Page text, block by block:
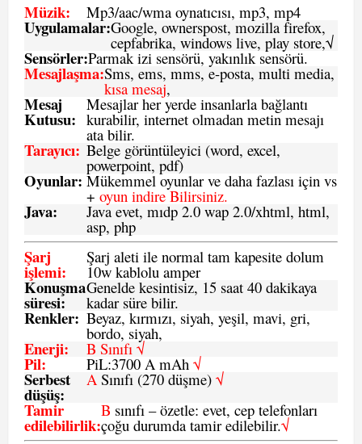
Müzik: Mp3/aac/wma oynatıcısı, mp3, mp4
Uygulamalar:Google, ownerspost, mozilla firefox,
cepfabrika, windows live, play store,√
Sensörler:Parmak izi sensörü, yakınlık sensörü.
Mesajlaşma:Sms, ems, mms, e-posta, multi media,
kısa mesaj,
Mesaj
Kutusu:
Mesajlar her yerde insanlarla bağlantı
kurabilir, internet olmadan metin mesajı
ata bilir.
Tarayıcı: Belge görüntüleyici (word, excel,
powerpoint, pdf)
Oyunlar: Mükemmel oyunlar ve daha fazlası için vs
+ oyun indire Bilirsiniz.
Java: Java evet, mıdp 2.0 wap 2.0/xhtml, html,
asp, php
Şarj
işlemi:
Şarj aleti ile normal tam kapesite dolum
10w kablolu amper
Konuşma
süresi:
Genelde kesintisiz, 15 saat 40 dakikaya
kadar süre bilir.
Renkler: Beyaz, kırmızı, siyah, yeşil, mavi, gri,
bordo, siyah,
Enerji: B Sınıfı √
Pil: PiL:3700 A mAh √
Serbest
düşüş:
ASınıfı (270 düşme) √
Tamir
edilebilirlik:
B sınıfı – özetle: evet, cep telefonları
çoğu durumda tamir edilebilir.√